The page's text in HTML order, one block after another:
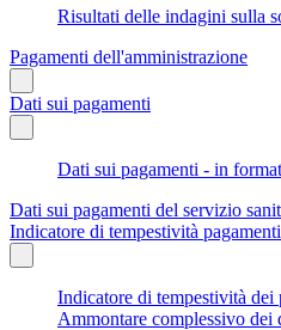
Risultati delle indagini sulla
Pagamenti dell'amministrazione
Dati sui pagamenti
Dati sui pagamenti - in
Dati sui pagamenti del servizio
Indicatore di tempestività pagamenti
Indicatore di tempestività dei
Ammontare complessivo dei